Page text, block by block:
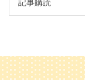
記事購読